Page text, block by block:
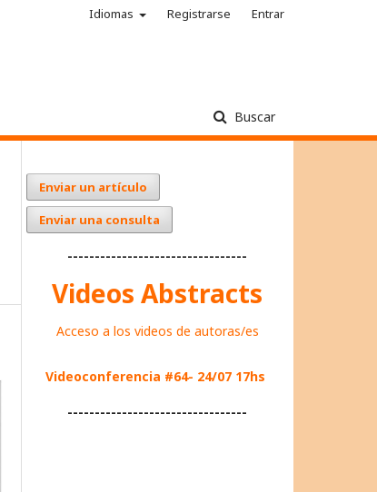
Buscar
Idiomas Registrarse Entrar
Enviar un artículo
Enviar una consulta
---------------------------------
Videos Abstracts
Acceso a los videos de autoras/es
Videoconferencia #64- 24/07 17hs
---------------------------------